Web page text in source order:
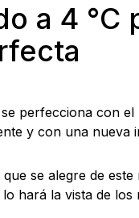
a 4 °C
perfecciona con
y con una nueva
se alegre de
hará la vista de los